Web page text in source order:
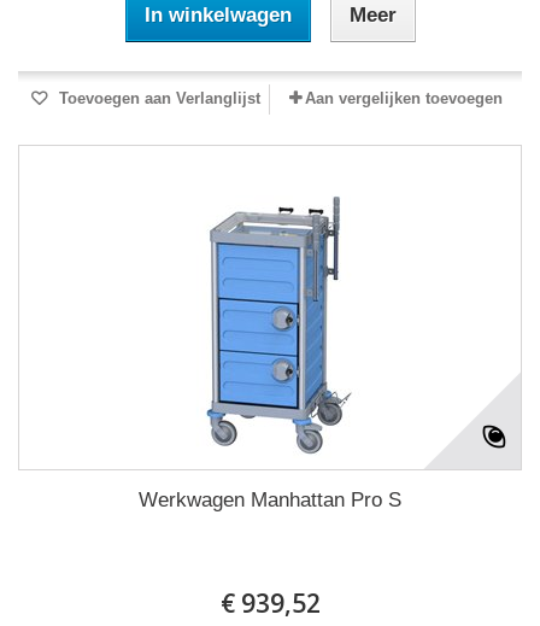
In winkelwagen Meer
Toevoegen aan Verlanglijst Aan vergelijken toevoegen
Werkwagen Manhattan Pro S
€ 939,52